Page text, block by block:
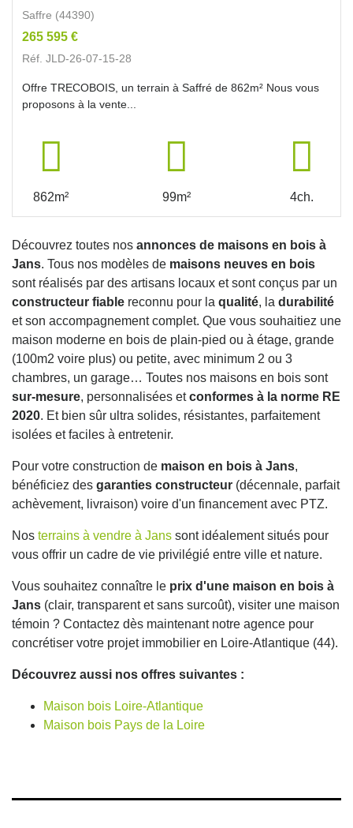
Saffre (44390)
265 595 €
Réf. JLD-26-07-15-28
Offre TRECOBOIS, un terrain à Saffré de 862m² Nous vous
proposons à la vente...
862m² 99m² 4ch.
Découvrez toutes nos annonces de maisons en bois à
Jans. Tous nos modèles de maisons neuves en bois
sont réalisés par des artisans locaux et sont conçus par un
constructeur fiable reconnu pour la qualité, la durabilité
et son accompagnement complet. Que vous souhaitiez une
maison moderne en bois de plain-pied ou à étage, grande
(100m2 voire plus) ou petite, avec minimum 2 ou 3
chambres, un garage… Toutes nos maisons en bois sont
sur-mesure, personnalisées etconformes à la norme RE
2020. Et bien sûr ultra solides, résistantes, parfaitement
isolées et faciles à entretenir.
Pour votre construction de maison en bois à Jans,
bénéficiez des garanties constructeur (décennale, parfait
achèvement, livraison) voire d'un financement avec PTZ.
Nos terrains à vendre à Jans sont idéalement situés pour
vous offrir un cadre de vie privilégié entre ville et nature.
Vous souhaitez connaître le prix d'une maison en bois à
Jans (clair, transparent et sans surcoût), visiter une maison
témoin ? Contactez dès maintenant notre agence pour
concrétiser votre projet immobilier en Loire-Atlantique (44).
Découvrez aussi nos offres suivantes :
Maison bois Loire-Atlantique
Maison bois Pays de la Loire